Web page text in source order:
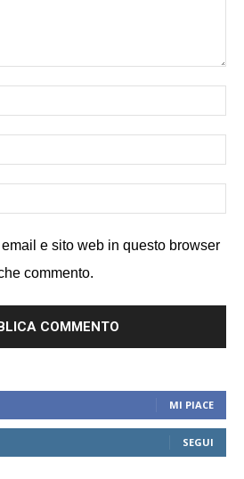
e sito web in questo browser
commento.
MI PIACE
SEGUI